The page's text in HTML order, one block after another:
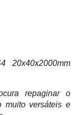
20x40x2000mm
repaginar o
muito versáteis e